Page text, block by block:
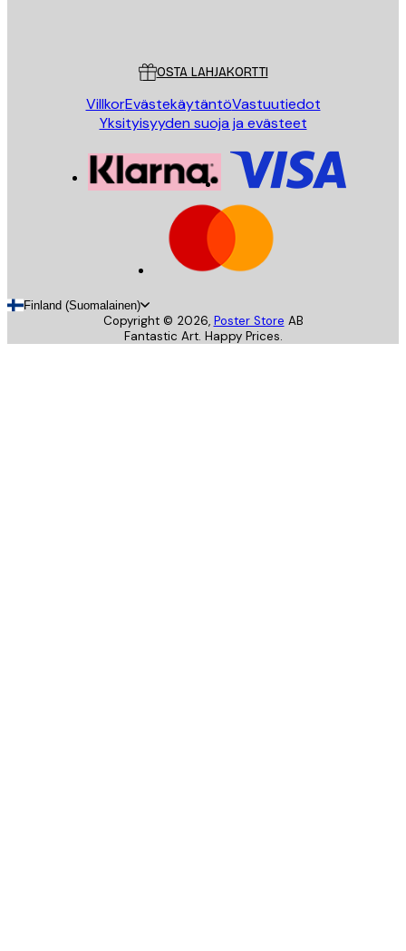
OSTA LAHJAKORTTI
VillkorEvästekäytäntöVastuutiedot
Yksityisyyden suoja ja evästeet
Finland (Suomalainen)
Copyright © 2026, Poster Store AB
Fantastic Art. Happy Prices.